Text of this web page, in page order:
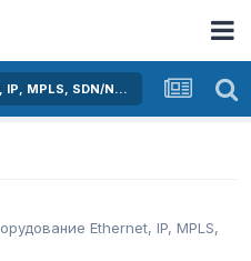
Активное оборудование Ethernet, IP, MPLS, SDN/NFV...
Ethernet, IP, MPLS,